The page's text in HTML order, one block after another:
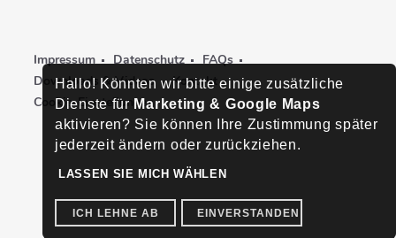
Impressum Datenschutz
FAQs
Downloads & Videos
Kontakt
Cookie-Einstellungen
Hallo! Könnten wir bitte einige zusätzliche
Dienste für Marketing & Google Maps
aktivieren? Sie können Ihre Zustimmung später
jederzeit ändern oder zurückziehen.
LASSEN SIE MICH WÄHLEN
ICH LEHNE AB EINVERSTANDEN